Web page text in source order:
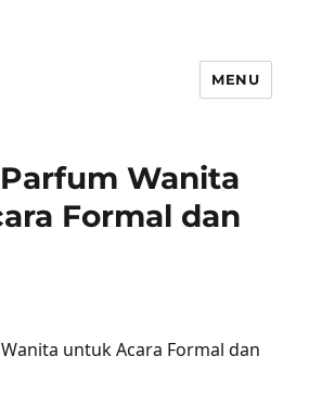
MENU
Wanita
Formal dan
untuk Acara Formal dan